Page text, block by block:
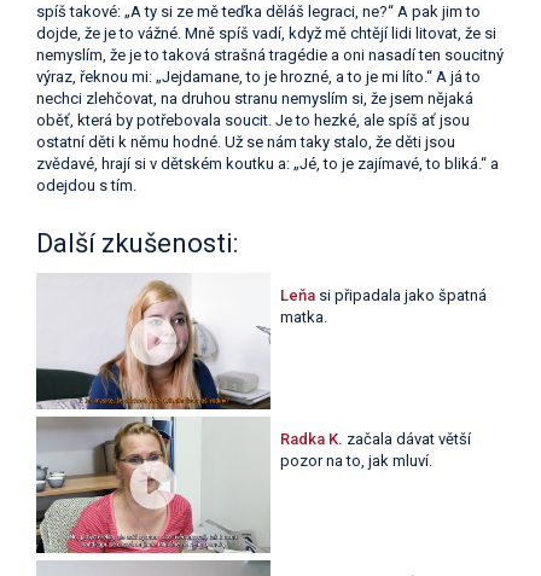
spíš takové: „A ty si ze mě teďka děláš legraci, ne?“ A pak jim to
dojde, že je to vážné. Mně spíš vadí, když mě chtějí lidi litovat, že si
nemyslím, že je to taková strašná tragédie a oni nasadí ten soucitný
výraz, řeknou mi: „Jejdamane, to je hrozné, a to je mi líto.“ A já to
nechci zlehčovat, na druhou stranu nemyslím si, že jsem nějaká
oběť, která by potřebovala soucit. Je to hezké, ale spíš ať jsou
ostatní děti k němu hodné. Už se nám taky stalo, že děti jsou
zvědavé, hrají si v dětském koutku a: „Jé, to je zajímavé, to bliká.“ a
odejdou s tím.
Další zkušenosti:
Leňasi připadala jako špatná
matka.
Radka K. začala dávat větší
pozor na to, jak mluví.